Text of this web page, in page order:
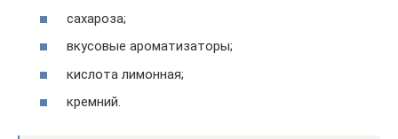
сахароза;
вкусовые ароматизаторы;
кислота лимонная;
кремний.